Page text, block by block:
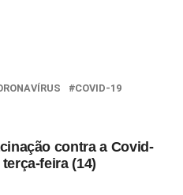
COVID-19
contra a Covid-
feira (14)